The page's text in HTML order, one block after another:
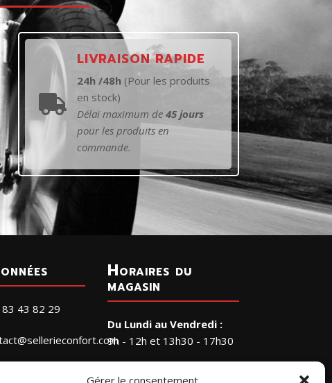
Gérer le consentement

LIVRAISON RAPIDE
24h /48h(Pour les produits
en stock)
Délai maximum de 45 jours
pour les produits en
commande.
43 82 29
Horaires du
magasin
Du Lundi au Vendredi :
9h - 12h et 13h30 - 17h30